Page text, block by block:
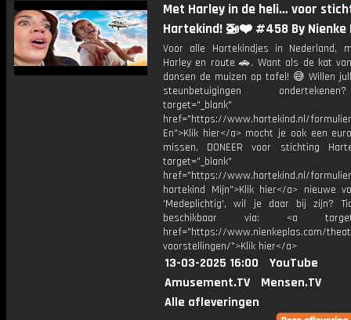
Met Harley in de heli… voor
Hartekind! 🚁❤️ #458 By Nienke
Voor alle Hartekindjes in Nederland,
Harley en route 🚗. Want als de kat
dansen de muizen op tafel! 😅 Willen
steunbetuigingen
target="_blank"
href="https://www.hartekind.nl/
En">Klik hier</a> mocht je ook een
missen, DONEER voor stichting
target="_blank"
href="https://www.hartekind.nl/
hartekind Mijn">Klik hier</a> nieuwe
'Medeplichtig', wil je daar bij zijn?
beschikbaar via: <a
href="https://www.nienkeplas.com/
voorstellingen/">Klik hier</a>
13-03-2025 16:00
YouTube
Amusement.TV
Mensen.TV
Alle afleveringen